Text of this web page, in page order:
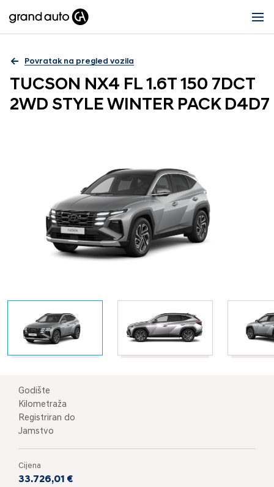
Povratak na pregled vozila
TUCSON NX4 FL 1.6T 150 7DCT
2WD STYLE WINTER PACK D4D7
Godište
Kilometraža
Registriran do
Jamstvo
Cijena
33.726,01 €